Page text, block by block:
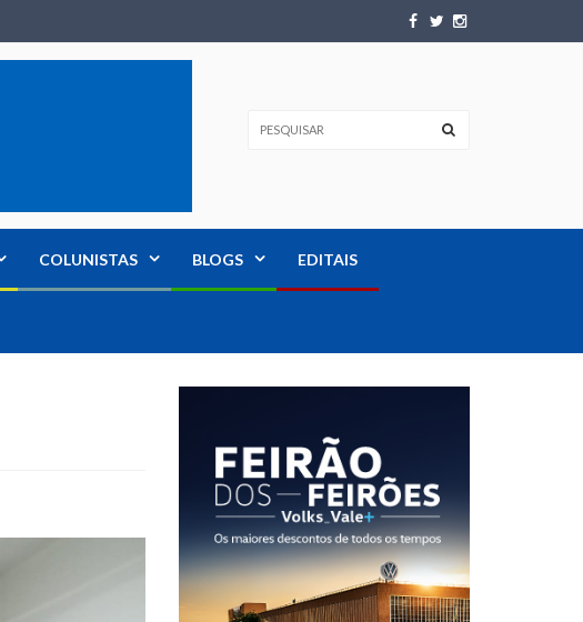
COLUNISTAS BLOGS EDITAIS